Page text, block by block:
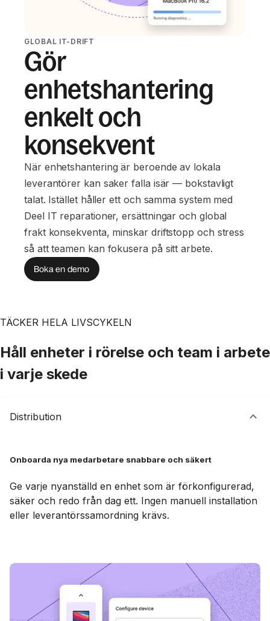
GLOBAL IT-DRIFT
Gör
enhetshantering
enkelt och
konsekvent
När enhetshantering är beroende av lokala
leverantörer kan saker falla isär — bokstavligt
talat. Istället håller ett och samma system med
Deel IT reparationer, ersättningar och global
frakt konsekventa, minskar driftstopp och stress
så att teamen kan fokusera på sitt arbete.
Boka en demo
TÄCKER HELA LIVSCYKELN
Håll enheter i rörelse och team i arbete
i varje skede
Distribution
Onboarda nya medarbetare snabbare och säkert
Ge varje nyanställd en enhet som är förkonfigurerad,
säker och redo från dag ett. Ingen manuell installation
eller leverantörssamordning krävs.